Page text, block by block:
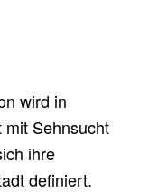
wird in
Sehnsucht
ihre
definiert.